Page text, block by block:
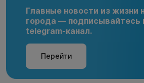
Главные новости из жизни
города — подписывайтесь
telegram-канал.
Перейти